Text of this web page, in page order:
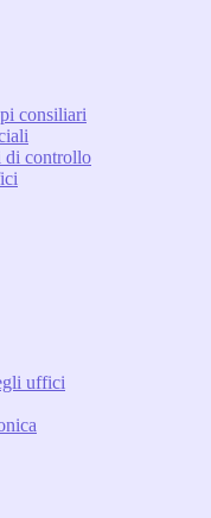
consiliari
di controllo
uffici